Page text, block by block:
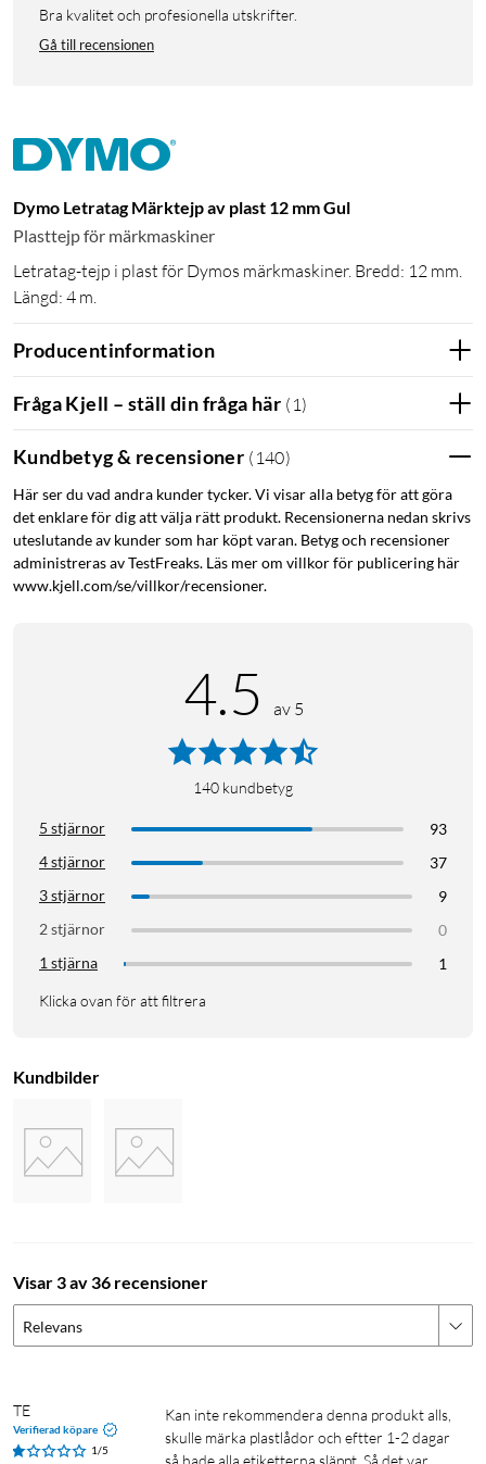
Bra kvalitet och profesionella utskrifter.
Gå till recensionen
Dymo Letratag Märktejp av plast 12 mm Gul
Plasttejp för märkmaskiner
Letratag-tejp i plast för Dymos märkmaskiner. Bredd: 12 mm.
Längd: 4 m.
Producentinformation
Fråga Kjell – ställ din fråga här ( 1 )
Kundbetyg & recensioner ( 140)
Här ser du vad andra kunder tycker. Vi visar alla betyg för att göra
det enklare för dig att välja rätt produkt. Recensionerna nedan skrivs
uteslutande av kunder som har köpt varan. Betyg och recensioner
administreras av TestFreaks. Läs mer om villkor för publicering här
www.kjell.com/se/villkor/recensioner.
4.5 av 5
140 kundbetyg
5 stjärnor
93
4 stjärnor
37
3 stjärnor
9
2 stjärnor
0
1 stjärna
1
Klicka ovan för att filtrera
Kundbilder
Visar 3 av 36 recensioner
Relevans
TE
Verifierad köpare
1/5
Kan inte rekommendera denna produkt alls,
skulle märka plastlådor och eftter 1-2 dagar